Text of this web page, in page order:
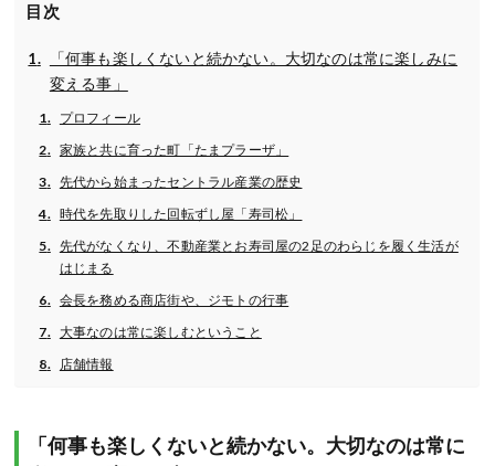
目次
「何事も楽しくないと続かない。大切なのは常に楽しみに
変える事」
プロフィール
家族と共に育った町「たまプラーザ」
先代から始まったセントラル産業の歴史
時代を先取りした回転ずし屋「寿司松」
先代がなくなり、不動産業とお寿司屋の2足のわらじを履く生活が
はじまる
会長を務める商店街や、ジモトの行事
大事なのは常に楽しむということ
店舗情報
「何事も楽しくないと続かない。大切なのは常に